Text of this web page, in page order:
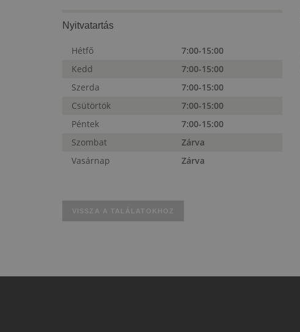
Nyitvatartás
Hétfő
7:00-15:00
Kedd
7:00-15:00
Szerda
7:00-15:00
Csütörtök
7:00-15:00
Péntek
7:00-15:00
Szombat
Zárva
Vasárnap
Zárva
VISSZA A TALÁLATOKHOZ